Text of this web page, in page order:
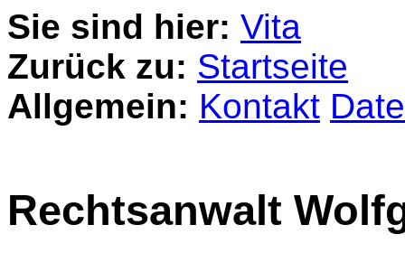
Sie sind hier: Vita
Zurück zu: Startseite
Allgemein: Kontakt
Rechtsanwalt